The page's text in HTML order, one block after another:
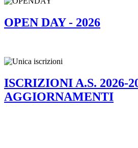
OPEN DAY - 2026
ISCRIZIONI A.S. 2026-
AGGIORNAMENTI